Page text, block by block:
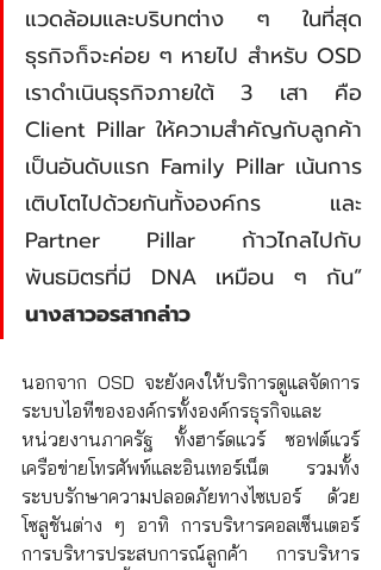
แวดล้อมและบริบทต่าง ๆ ในที่สุด
ธุรกิจก็จะค่อย ๆ หายไป สำหรับ OSD
เราดำเนินธุรกิจภายใต้ 3 เสา คือ
Client Pillar ให้ความสำคัญกับลูกค้า
เป็นอันดับแรก Family Pillar เน้นการ
เติบโตไปด้วยกันทั้งองค์กร และ
Partner Pillar ก้าวไกลไปกับ
นางสาวอรสากล่าว
นอกจาก OSD จะยังคงให้บริการดูแลจัดการ
ระบบไอทีขององค์กรทั้งองค์กรธุรกิจและ
หน่วยงานภาครัฐ ทั้งฮาร์ดแวร์ ซอฟต์แวร์
เครือข่ายโทรศัพท์และอินเทอร์เน็ต รวมทั้ง
ระบบรักษาความปลอดภัยทางไซเบอร์ ด้วย
โซลูชันต่าง ๆ อาทิ การบริหารคอลเซ็นเตอร์
การบริหารประสบการณ์ลูกค้า การบริหาร